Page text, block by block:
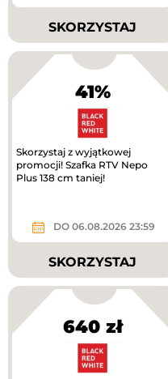
SKORZYSTAJ
41%
Skorzystaj z wyjątkowej
promocji! Szafka RTV Nepo
Plus 138 cm taniej!
DO 06.08.2026 23:59
SKORZYSTAJ
640 zł